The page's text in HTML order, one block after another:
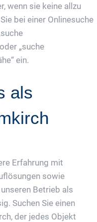
wenn sie keine allzu
bei einer Onlinesuche
„suche
ein.
als
Erfahrung mit
sowie
Betrieb als
Suchen Sie einen
der jedes Objekt